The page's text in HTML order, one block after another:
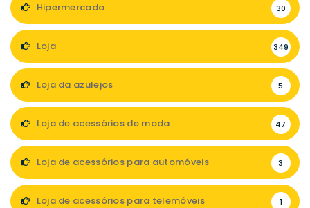
Hipermercado 30
Loja 349
Loja da azulejos 5
Loja de acessórios de moda 47
Loja de acessórios para automóveis 3
Loja de acessórios para telemóveis 1